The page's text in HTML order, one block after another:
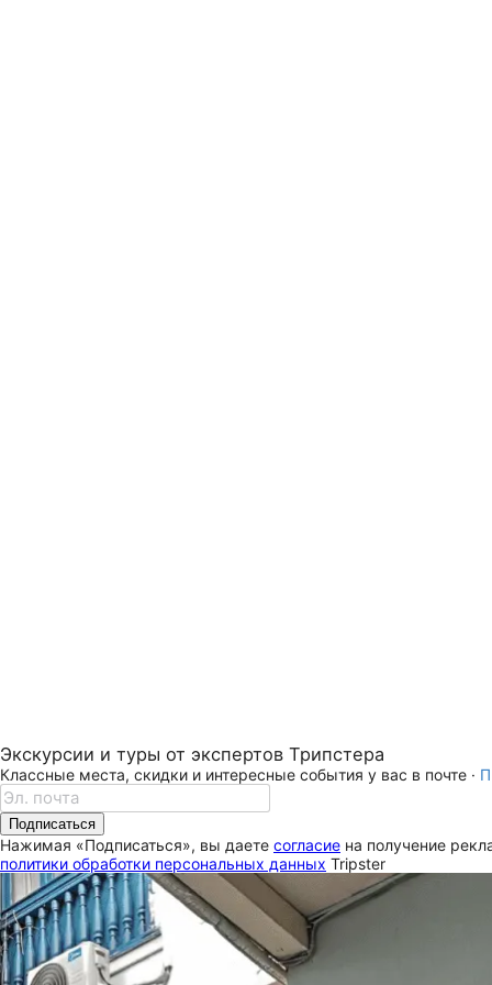
Экскурсии и туры от экспертов Трипстера
Классные места, скидки и интересные события у вас в почте ·
Подписаться
Нажимая «Подписаться», вы даете согласие на получение
политики обработки персональных данных Tripster